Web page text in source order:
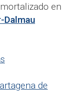
en
Dalmau
de